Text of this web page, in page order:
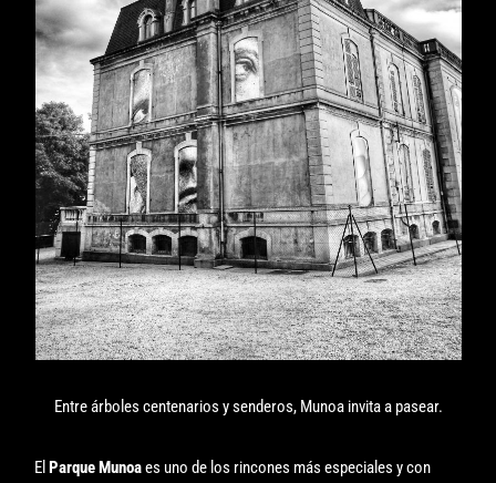
Entre árboles centenarios y senderos, Munoa invita a pasear.
ElParque Munoaes uno de los rincones más especiales y con